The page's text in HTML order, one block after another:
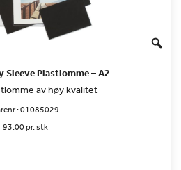
Sleeve Plastlomme – A2
av høy kvalitet
01085029
93.00 pr. stk